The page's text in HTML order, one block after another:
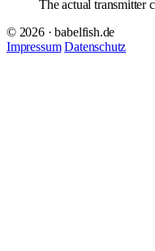
The actual transmitter
© 2026 · babelfish.de
Impressum Datenschutz